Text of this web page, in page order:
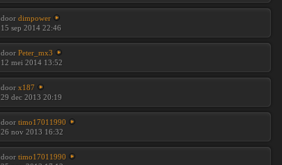
door dimpower
15 sep 2014 22:46
door Peter_mx3
12 mei 2014 13:52
door x187
29 dec 2013 20:19
door timo17011990
26 nov 2013 16:32
door timo17011990